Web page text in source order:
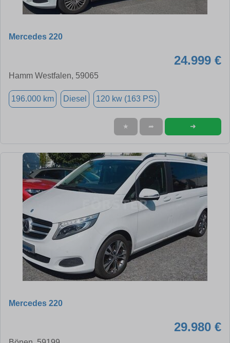
Mercedes 220
24.999 €
Hamm Westfalen, 59065
196.000 km Diesel 120 kw (163 PS)
★ ➦ ➜
Mercedes 220
29.980 €